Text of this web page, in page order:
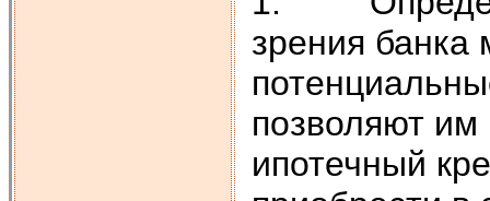
зрения банка
позволяют
ипотечный